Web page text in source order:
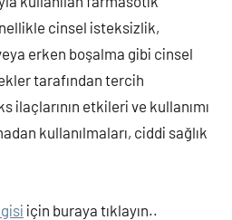
cinsel isteksizlik,
erken boşalma gibi cinsel
tarafından tercih
ilaçlarının etkileri ve kullanımı
kullanılmaları, ciddi sağlık
için buraya tıklayın..